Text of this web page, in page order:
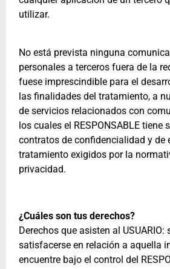
utilizar.
No está prevista ninguna
personales a terceros fuera de la
fuese imprescindible para el
las finalidades del tratamiento, a
de servicios relacionados con
los cuales el RESPONSABLE tiene
contratos de confidencialidad y de
tratamiento exigidos por la
privacidad.
¿Cuáles son tus derechos?
Derechos que asisten al USUARIO:
satisfacerse en relación a aquella
encuentre bajo el control del